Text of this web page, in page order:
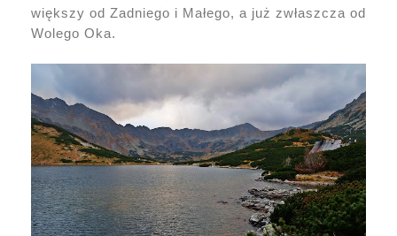
większy od Zadniego i Małego, a już zwłaszcza od
Wolego Oka.